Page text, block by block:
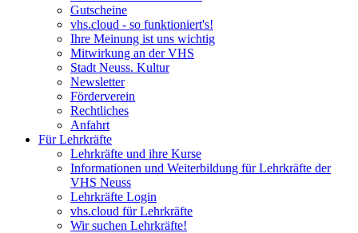
Gutscheine
vhs.cloud - so funktioniert's!
Ihre Meinung ist uns wichtig
Mitwirkung an der VHS
Stadt Neuss. Kultur
Newsletter
Förderverein
Rechtliches
Anfahrt
Für Lehrkräfte
Lehrkräfte und ihre Kurse
Informationen und Weiterbildung für Lehrkräfte der
VHS Neuss
Lehrkräfte Login
vhs.cloud für Lehrkräfte
Wir suchen Lehrkräfte!